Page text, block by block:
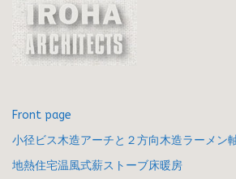
Front page
小径ビス木造アーチと２方向木造ラーメン
地熱住宅温風式薪ストーブ床暖房